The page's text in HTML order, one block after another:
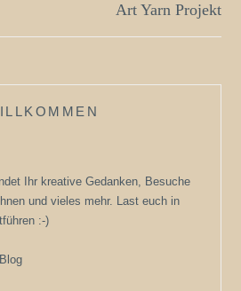
Art Yarn Projekt
Ihr kreative Gedanken, Besuche
und vieles mehr. Last euch in
:-)